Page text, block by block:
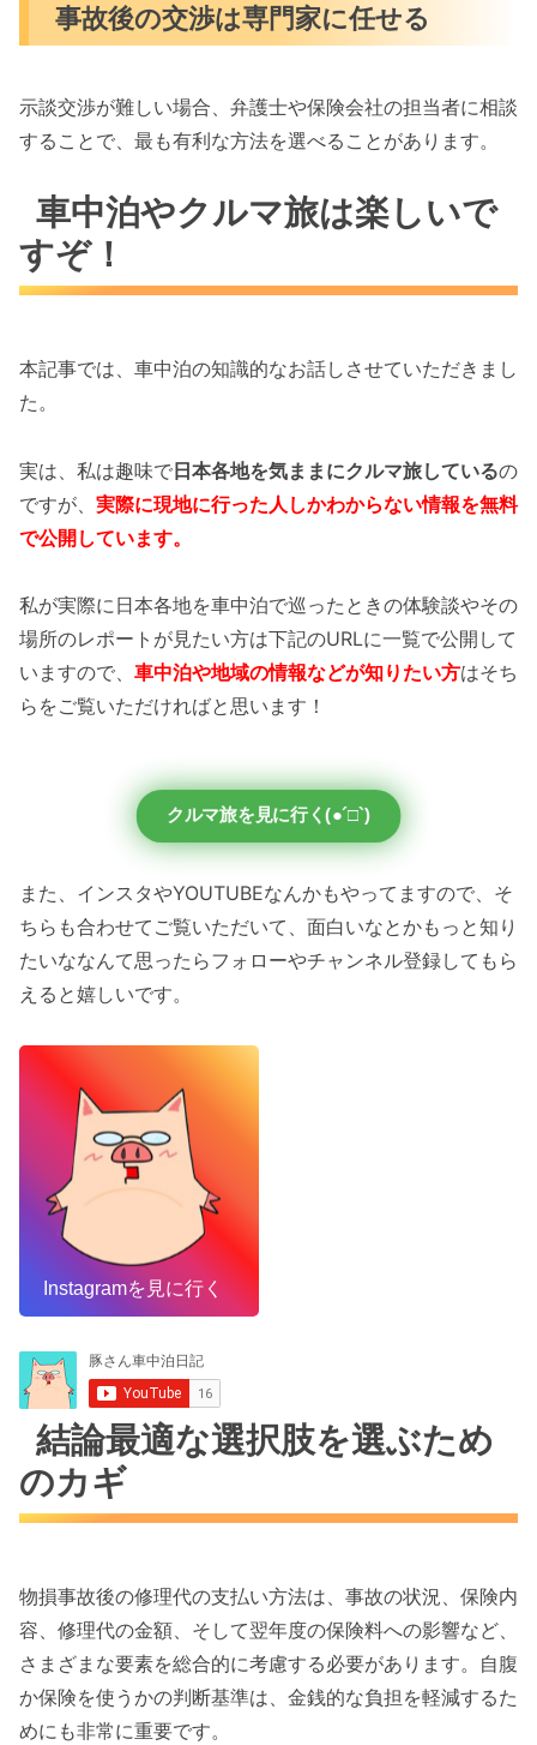
事故後の交渉は専門家に任せる
示談交渉が難しい場合、弁護士や保険会社の担当者に相談
することで、最も有利な方法を選べることがあります。
車中泊やクルマ旅は楽しいで
すぞ！
本記事では、車中泊の知識的なお話しさせていただきまし
た。
実は、私は趣味で日本各地を気ままにクルマ旅しているの
ですが、 実際に現地に行った人しかわからない情報を無料
で公開しています。
私が実際に日本各地を車中泊で巡ったときの体験談やその
場所のレポートが見たい方は下記のURLに一覧で公開して
いますので、 車中泊や地域の情報などが知りたい方はそち
らをご覧いただければと思います！
クルマ旅を見に行く(●´□`)
また、インスタやYOUTUBEなんかもやってますので、そ
ちらも合わせてご覧いただいて、面白いなとかもっと知り
たいななんて思ったらフォローやチャンネル登録してもら
えると嬉しいです。
Instagramを見に行く
結論最適な選択肢を選ぶため
のカギ
物損事故後の修理代の支払い方法は、事故の状況、保険内
容、修理代の金額、そして翌年度の保険料への影響など、
さまざまな要素を総合的に考慮する必要があります。自腹
か保険を使うかの判断基準は、金銭的な負担を軽減するた
めにも非常に重要です。